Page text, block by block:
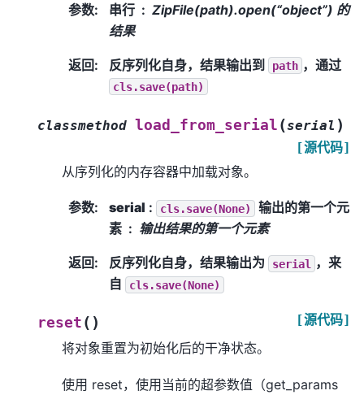
参数: 串行
ZipFile(path).open(“object”) 的
结果
返回: 反序列化自身，结果输出到 path ，通过
cls.save(path)
classmethod load_from_serial (serial )
[源代码]
从序列化的内存容器中加载对象。
参数: serial : cls.save(None)
输出的第一个元
素
输出结果的第一个元素
返回: 反序列化自身，结果输出为 serial
，来
自
cls.save(None)
reset ( ) [源代码]
将对象重置为初始化后的干净状态。
使用 reset，使用当前的超参数值（get_params